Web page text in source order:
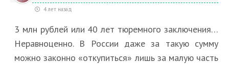
4 лет назад
3 млн рублей или 40 лет тюремного заключения…
Неравноценно. В России даже за такую сумму
можно законно «откупиться» лишь за малую часть